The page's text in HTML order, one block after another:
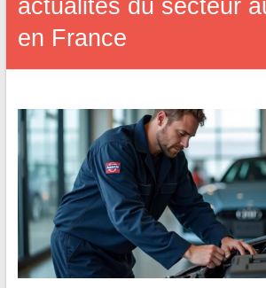
actualités du secteur
en France